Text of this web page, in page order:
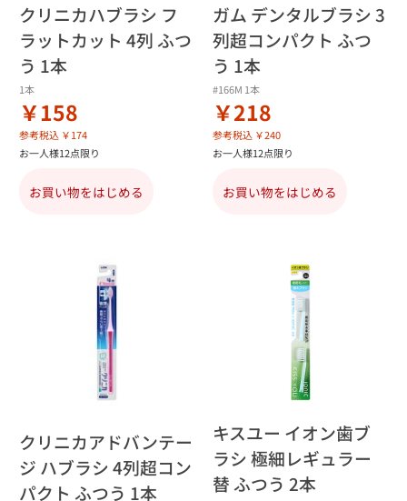
クリニカハブラシ フ
ラットカット 4列 ふつ
う 1本
1本
￥158
参考税込 ￥174
お一人様12点限り
お買い物をはじめる
ガム デンタルブラシ 3
列超コンパクト ふつ
う 1本
#166M 1本
￥218
参考税込 ￥240
お一人様12点限り
お買い物をはじめる
クリニカアドバンテー
ジ ハブラシ 4列超コン
パクト ふつう 1本
キスユー イオン歯ブ
ラシ 極細レギュラー
替 ふつう 2本